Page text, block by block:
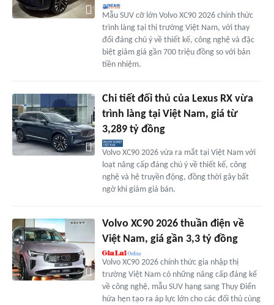
Mẫu SUV cỡ lớn Volvo XC90 2026 chính thức
trình làng tại thị trường Việt Nam, với thay
đổi đáng chú ý về thiết kế, công nghệ và đặc
biệt giảm giá gần 700 triệu đồng so với bản
tiền nhiệm.
Chi tiết đối thủ của Lexus RX vừa
trình làng tại Việt Nam, giá từ
3,289 tỷ đồng
Volvo XC90 2026 vừa ra mắt tại Việt Nam với
loạt nâng cấp đáng chú ý về thiết kế, công
nghệ và hệ truyền động, đồng thời gây bất
ngờ khi giảm giá bán.
Volvo XC90 2026 thuần điện về
Việt Nam, giá gần 3,3 tỷ đồng
Volvo XC90 2026 chính thức gia nhập thị
trường Việt Nam có những nâng cấp đáng kể
về công nghệ, mẫu SUV hạng sang Thụy Điển
hứa hẹn tạo ra áp lực lớn cho các đối thủ cùng